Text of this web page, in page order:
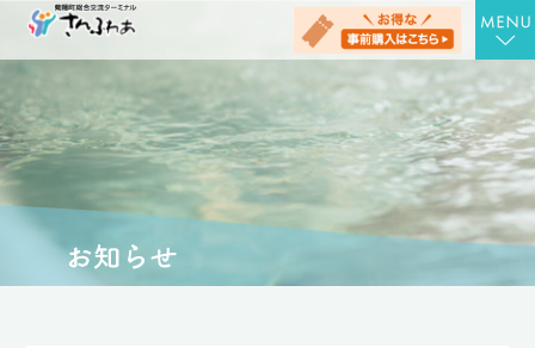
さんさんの湯
お食事処 さん膳
健康増進施設 にんじむ